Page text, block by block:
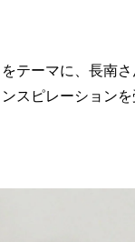
テーマに、長南
スピレーションを